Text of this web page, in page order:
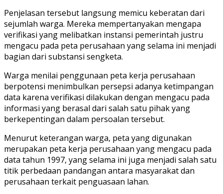
Penjelasan tersebut langsung memicu keberatan dari
sejumlah warga. Mereka mempertanyakan mengapa
verifikasi yang melibatkan instansi pemerintah justru
mengacu pada peta perusahaan yang selama ini menjadi
bagian dari substansi sengketa.
Warga menilai penggunaan peta kerja perusahaan
berpotensi menimbulkan persepsi adanya ketimpangan
data karena verifikasi dilakukan dengan mengacu pada
informasi yang berasal dari salah satu pihak yang
berkepentingan dalam persoalan tersebut.
Menurut keterangan warga, peta yang digunakan
merupakan peta kerja perusahaan yang mengacu pada
data tahun 1997, yang selama ini juga menjadi salah satu
titik perbedaan pandangan antara masyarakat dan
perusahaan terkait penguasaan lahan.